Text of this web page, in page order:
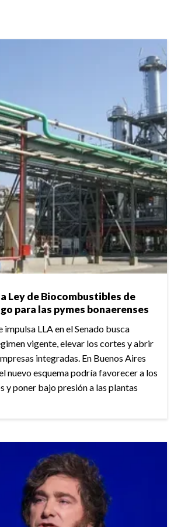
Ley de Biocombustibles de
para las pymes bonaerenses
impulsa LLA en el Senado busca
vigente, elevar los cortes y abrir
integradas. En Buenos Aires
nuevo esquema podría favorecer a los
y poner bajo presión a las plantas